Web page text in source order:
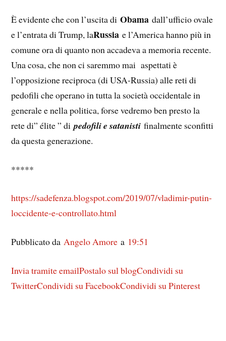
È evidente che con l’uscita diObama dall’ufficio ovale
e l’entrata di Trump, laRussia e l’America hanno più in
comune ora di quanto non accadeva a memoria recente.
Una cosa, che non ci saremmo mai aspettati è
l’opposizione reciproca (di USA-Russia) alle reti di
pedofili che operano in tutta la società occidentale in
generale e nella politica, forse vedremo ben presto la
rete di” élite ” di pedofili e satanisti finalmente sconfitti
da questa generazione.
*****
https://sadefenza.blogspot.com/2019/07/vladimir-putin-
loccidente-e-controllato.html
Pubblicato daAngelo Amorea 19:51
Invia tramite emailPostalo sul blogCondividi su
TwitterCondividi su FacebookCondividi su Pinterest